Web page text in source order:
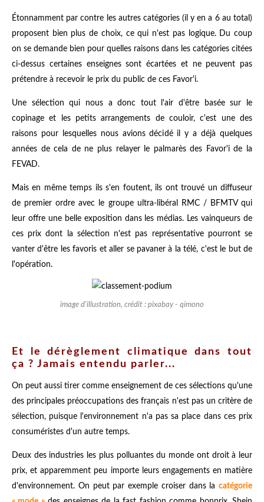
Étonnamment par contre les autres catégories (il y en a 6 au total)
proposent bien plus de choix, ce qui n'est pas logique. Du coup
on se demande bien pour quelles raisons dans les catégories citées
ci-dessus certaines enseignes sont écartées et ne peuvent pas
prétendre à recevoir le prix du public de ces Favor'i.
Une sélection qui nous a donc tout l'air d'être basée sur le
copinage et les petits arrangements de couloir, c'est une des
raisons pour lesquelles nous avions décidé il y a déjà quelques
années de cela de ne plus relayer le palmarès des Favor'i de la
FEVAD.
Mais en même temps ils s'en foutent, ils ont trouvé un diffuseur
de premier ordre avec le groupe ultra-libéral RMC / BFMTV qui
leur offre une belle exposition dans les médias. Les vainqueurs de
ces prix dont la sélection n'est pas représentative pourront se
vanter d'être les favoris et aller se pavaner à la télé, c'est le but de
l'opération.
image d'illustration, crédit : pixabay - qimono
Et le dérèglement climatique dans tout
ça ? Jamais entendu parler...
On peut aussi tirer comme enseignement de ces sélections qu'une
des principales préoccupations des français n'est pas un critère de
sélection, puisque l'environnement n'a pas sa place dans ces prix
consuméristes d'un autre temps.
Deux des industries les plus polluantes du monde ont droit à leur
prix, et apparemment peu importe leurs engagements en matière
d'environnement. On peut par exemple croiser dans la catégorie